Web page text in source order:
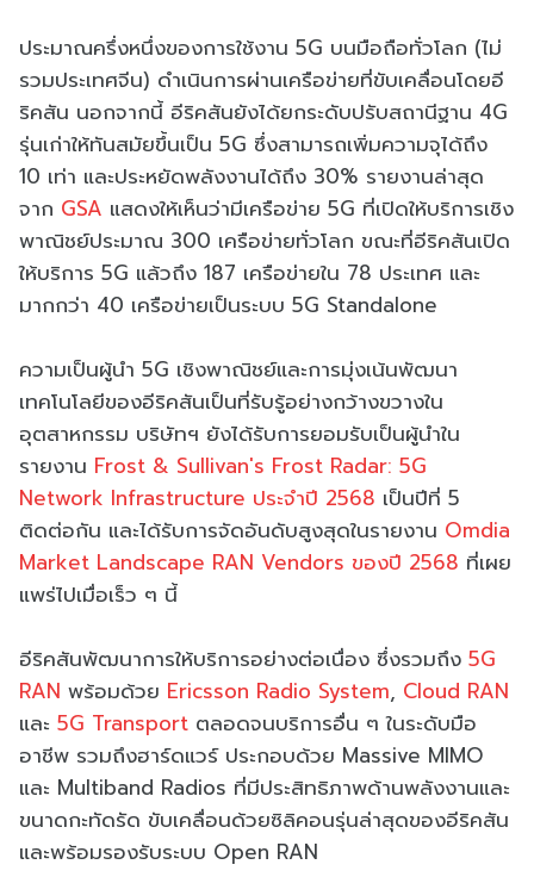
ประมาณครึ่งหนึ่งของการใช้งาน 5G บนมือถือทั่วโลก (ไม่
รวมประเทศจีน) ดำเนินการผ่านเครือข่ายที่ขับเคลื่อนโดยอี
ริคสัน นอกจากนี้ อีริคสันยังได้ยกระดับปรับสถานีฐาน 4G
รุ่นเก่าให้ทันสมัยขึ้นเป็น 5G ซึ่งสามารถเพิ่มความจุได้ถึง
10 เท่า และประหยัดพลังงานได้ถึง 30% รายงานล่าสุด
จาก GSA แสดงให้เห็นว่ามีเครือข่าย 5G ที่เปิดให้บริการเชิง
พาณิชย์ประมาณ 300 เครือข่ายทั่วโลก ขณะที่อีริคสันเปิด
ให้บริการ 5G แล้วถึง 187 เครือข่ายใน 78 ประเทศ และ
มากกว่า 40 เครือข่ายเป็นระบบ 5G Standalone
ความเป็นผู้นำ 5G เชิงพาณิชย์และการมุ่งเน้นพัฒนา
เทคโนโลยีของอีริคสันเป็นที่รับรู้อย่างกว้างขวางใน
อุตสาหกรรม บริษัทฯ ยังได้รับการยอมรับเป็นผู้นำใน
รายงาน Frost & Sullivan's Frost Radar: 5G
Network Infrastructure ประจำปี 2568 เป็นปีที่ 5
ติดต่อกัน และได้รับการจัดอันดับสูงสุดในรายงาน Omdia
Market Landscape RAN Vendors ของปี 2568 ที่เผย
แพร่ไปเมื่อเร็ว ๆ นี้
อีริคสันพัฒนาการให้บริการอย่างต่อเนื่อง ซึ่งรวมถึง 5G
RAN พร้อมด้วย Ericsson Radio System, Cloud RAN
และ 5G Transport ตลอดจนบริการอื่น ๆ ในระดับมือ
อาชีพ รวมถึงฮาร์ดแวร์ ประกอบด้วย Massive MIMO
และ Multiband Radios ที่มีประสิทธิภาพด้านพลังงานและ
ขนาดกะทัดรัด ขับเคลื่อนด้วยซิลิคอนรุ่นล่าสุดของอีริคสัน
และพร้อมรองรับระบบ Open RAN